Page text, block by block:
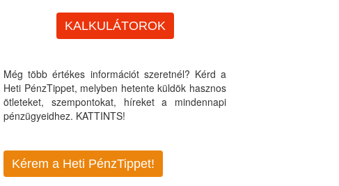
KALKULÁTOROK
Még több értékes információt szeretnél? Kérd a
Heti PénzTippet, melyben hetente küldök hasznos
ötleteket, szempontokat, híreket a mindennapi
pénzügyeidhez. KATTINTS!
Kérem a Heti PénzTippet!